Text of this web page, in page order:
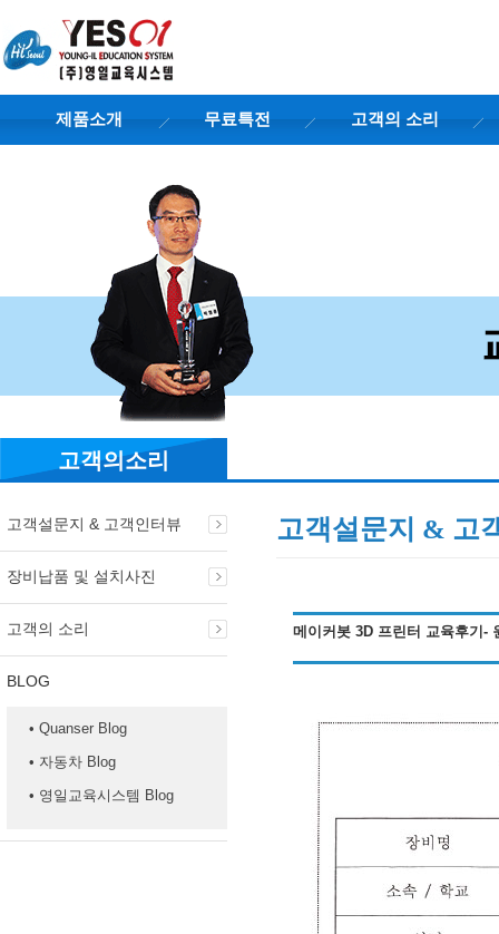
제품소개 무료특전 고객의 소리
고객의소리
고객설문지 & 고객인터뷰
장비납품 및 설치사진
고객의 소리
BLOG
• Quanser Blog
• 자동차 Blog
• 영일교육시스템 Blog
고객설문지 & 고
메이커봇 3D 프린터 교육후기-